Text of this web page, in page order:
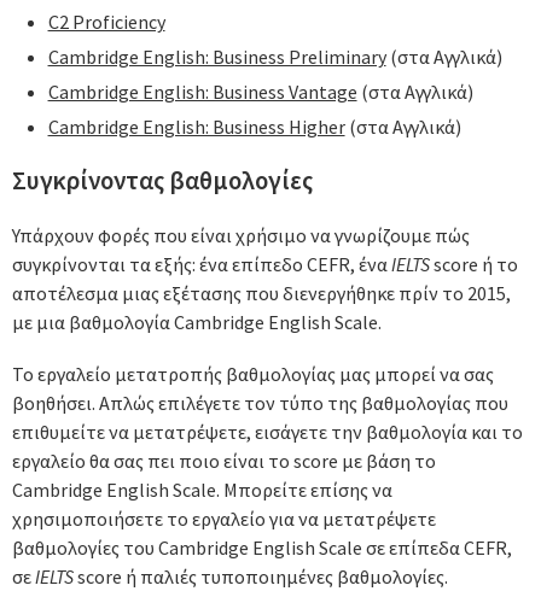
C2 Proficiency
Cambridge English: Business Preliminary(στα Αγγλικά)
Cambridge English: Business Vantage (στα Αγγλικά)
Cambridge English: Business Higher(στα Αγγλικά)
Συγκρίνοντας βαθμολογίες
Υπάρχουν φορές που είναι χρήσιμο να γνωρίζουμε πώς
συγκρίνονται τα εξής: ένα επίπεδο CEFR, ένα IELTSscore ή το
αποτέλεσμα μιας εξέτασης που διενεργήθηκε πρίν το 2015,
με μια βαθμολογία Cambridge English Scale.
Το εργαλείο μετατροπής βαθμολογίας μας μπορεί να σας
βοηθήσει. Απλώς επιλέγετε τον τύπο της βαθμολογίας που
επιθυμείτε να μετατρέψετε, εισάγετε την βαθμολογία και το
εργαλείο θα σας πει ποιο είναι το score με βάση το
Cambridge English Scale. Μπορείτε επίσης να
χρησιμοποιήσετε το εργαλείο για να μετατρέψετε
βαθμολογίες του Cambridge English Scale σε επίπεδα CEFR,
σεIELTSscore ή παλιές τυποποιημένες βαθμολογίες.